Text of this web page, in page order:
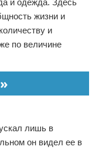
и одежда. Здесь
жизни и
и
по величине
лишь в
он видел ее в